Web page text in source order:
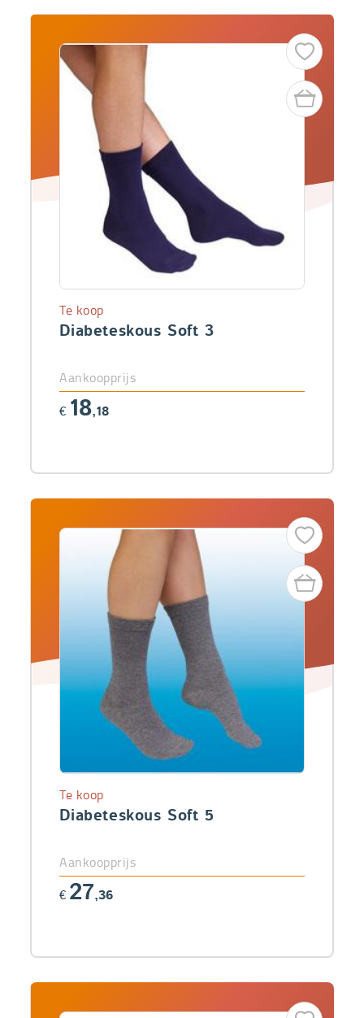
Diabeteskous Soft 3
Te koop
Aankoopprijs
€ 18,18
Diabeteskous Soft 5
Te koop
Aankoopprijs
€ 27,36